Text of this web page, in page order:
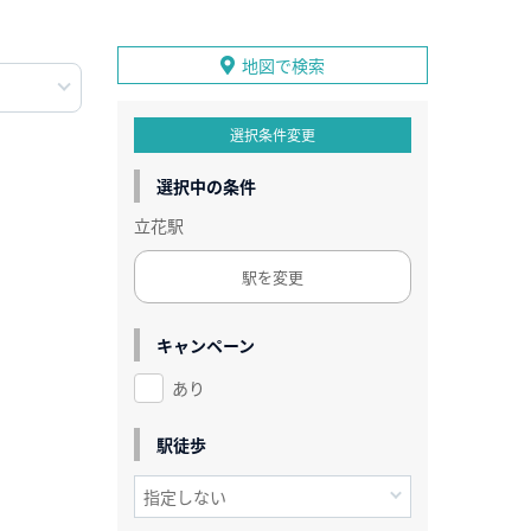
地図で検索
選択条件変更
選択中の条件
立花駅
駅を変更
キャンペーン
あり
駅徒歩